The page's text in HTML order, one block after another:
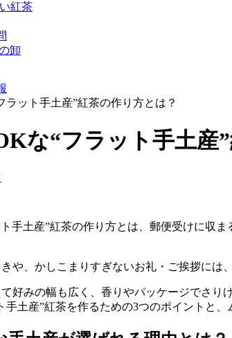
紅茶
卸
ラット手土産”紅茶の作り方とは？
な“フラット手土産
手土産”紅茶の作り方とは、郵便受けに収
や、かしこまりすぎないお礼・ご挨拶には
好みの幅も広く、香りやパッケージでさり
手土産”紅茶を作るための3つのポイントと